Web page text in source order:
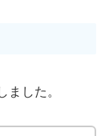
ました。